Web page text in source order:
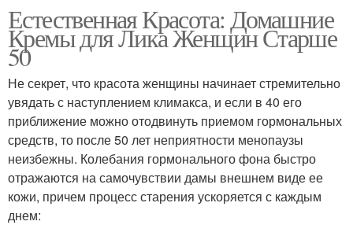
Естественная Красота: Домашние
Кремы для Лика Женщин Старше
50
Не секрет, что красота женщины начинает стремительно
увядать с наступлением климакса, и если в 40 его
приближение можно отодвинуть приемом гормональных
средств, то после 50 лет неприятности менопаузы
неизбежны. Колебания гормонального фона быстро
отражаются на самочувствии дамы внешнем виде ее
кожи, причем процесс старения ускоряется с каждым
днем: